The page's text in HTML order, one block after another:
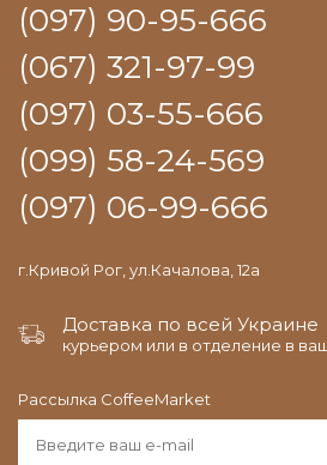
(097) 90-95-666
(067) 321-97-99
(097) 03-55-666
(099) 58-24-569
(097) 06-99-666
г.Кривой Рог, ул.Качалова, 12а
Доставка по всей Украине
курьером или в отделение в
Рассылка CoffeeMarket